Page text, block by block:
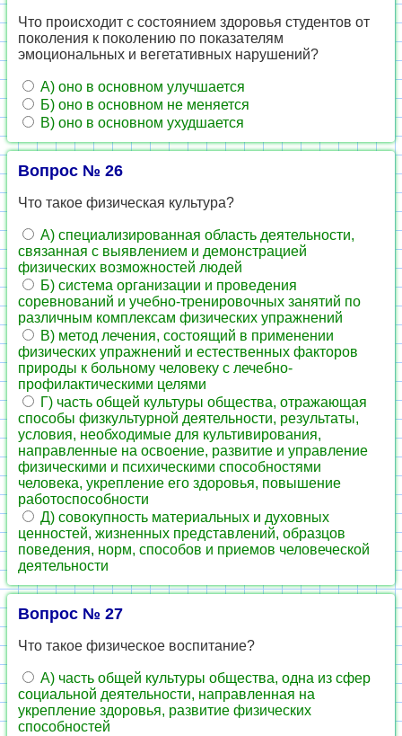
Что происходит с состоянием здоровья студентов от
поколения к поколению по показателям
эмоциональных и вегетативных нарушений?
А) оно в основном улучшается
Б) оно в основном не меняется
В) оно в основном ухудшается
Вопрос № 26
Что такое физическая культура?
А) специализированная область деятельности,
связанная с выявлением и демонстрацией
физических возможностей людей
Б) система организации и проведения
соревнований и учебно-тренировочных занятий по
различным комплексам физических упражнений
В) метод лечения, состоящий в применении
физических упражнений и естественных факторов
природы к больному человеку с лечебно-
профилактическими целями
Г) часть общей культуры общества, отражающая
способы физкультурной деятельности, результаты,
условия, необходимые для культивирования,
направленные на освоение, развитие и управление
физическими и психическими способностями
человека, укрепление его здоровья, повышение
работоспособности
Д) совокупность материальных и духовных
ценностей, жизненных представлений, образцов
поведения, норм, способов и приемов человеческой
деятельности
Вопрос № 27
Что такое физическое воспитание?
А) часть общей культуры общества, одна из сфер
социальной деятельности, направленная на
укрепление здоровья, развитие физических
способностей